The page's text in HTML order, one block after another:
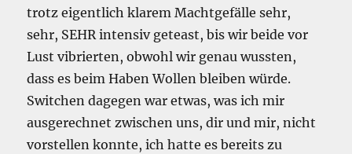
trotz eigentlich klarem Machtgefälle sehr,
sehr, SEHR intensiv geteast, bis wir beide vor
Lust vibrierten, obwohl wir genau wussten,
dass es beim Haben Wollen bleiben würde.
Switchen dagegen war etwas, was ich mir
ausgerechnet zwischen uns, dir und mir, nicht
vorstellen konnte, ich hatte es bereits zu